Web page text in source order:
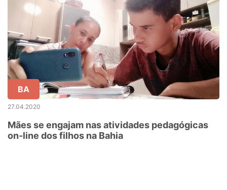
BA
27.04.2020
Mães se engajam nas atividades pedagógicas
on-line dos filhos na Bahia